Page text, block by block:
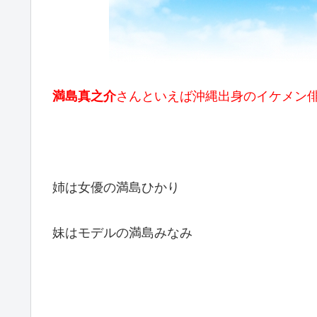
満島真之介さんといえば沖縄出身のイケメン
姉は女優の満島ひかり
妹はモデルの満島みなみ